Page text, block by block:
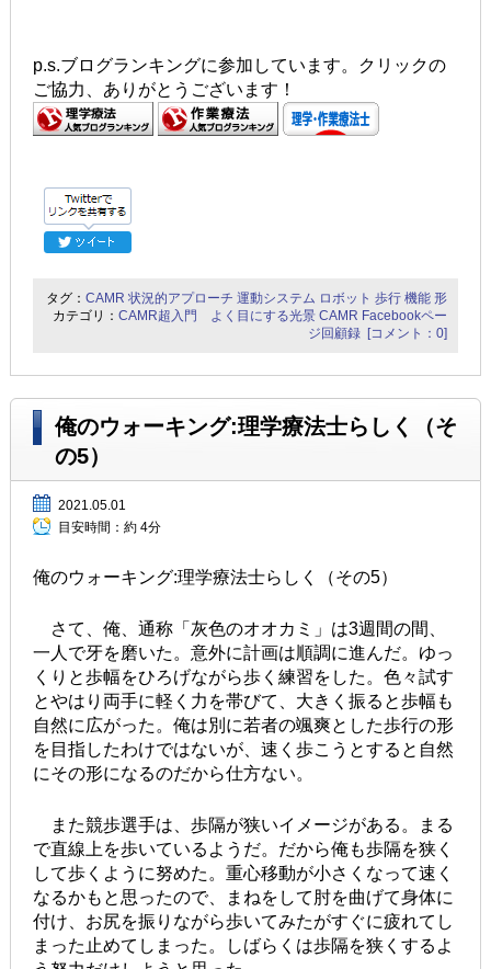
p.s.ブログランキングに参加しています。クリックの
ご協力、ありがとうございます！
タグ：CAMR 状況的アプローチ 運動システム ロボット 歩行 機能 形
カテゴリ：CAMR超入門 よく目にする光景 CAMR Facebookペー
ジ回顧録 [コメント：0]
俺のウォーキング:理学療法士らしく（そ
の5）
2021.05.01
目安時間： 約 4分
俺のウォーキング:理学療法士らしく（その5）
さて、俺、通称「灰色のオオカミ」は3週間の間、
一人で牙を磨いた。意外に計画は順調に進んだ。ゆっ
くりと歩幅をひろげながら歩く練習をした。色々試す
とやはり両手に軽く力を帯びて、大きく振ると歩幅も
自然に広がった。俺は別に若者の颯爽とした歩行の形
を目指したわけではないが、速く歩こうとすると自然
にその形になるのだから仕方ない。
また競歩選手は、歩隔が狭いイメージがある。まる
で直線上を歩いているようだ。だから俺も歩隔を狭く
して歩くように努めた。重心移動が小さくなって速く
なるかもと思ったので、まねをして肘を曲げて身体に
付け、お尻を振りながら歩いてみたがすぐに疲れてし
まった止めてしまった。しばらくは歩隔を狭くするよ